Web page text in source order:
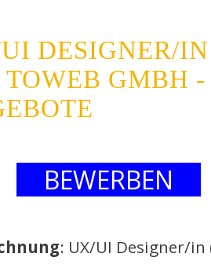
DESIGNER/
GMBH -
BEWERBEN
: UX/UI Designer/in